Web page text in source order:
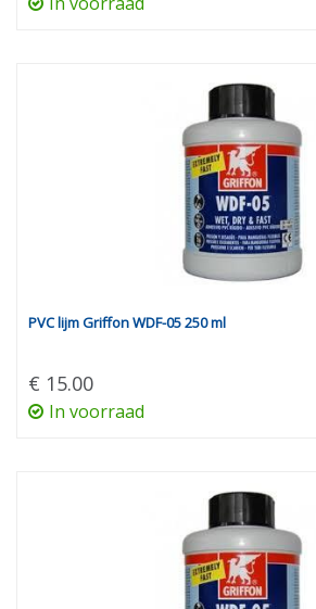
PVC lijm Griffon WDF-05 250 ml
€ 15.00
In voorraad